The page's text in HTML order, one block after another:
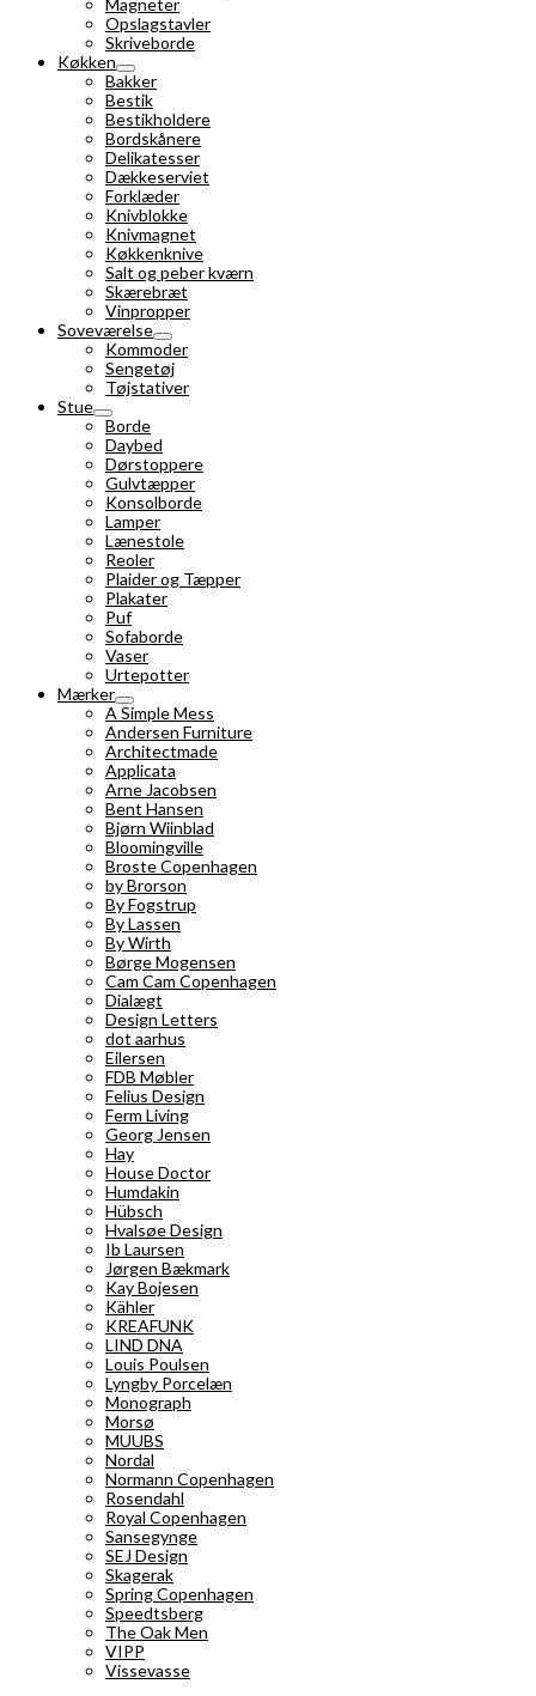
Magneter
Opslagstavler
Skriveborde
Køkken
Bakker
Bestik
Bestikholdere
Bordskånere
Delikatesser
Dækkeserviet
Forklæder
Knivblokke
Knivmagnet
Køkkenknive
Salt og peber kværn
Skærebræt
Vinpropper
Soveværelse
Kommoder
Sengetøj
Tøjstativer
Stue
Borde
Daybed
Dørstoppere
Gulvtæpper
Konsolborde
Lamper
Lænestole
Reoler
Plaider og Tæpper
Plakater
Puf
Sofaborde
Vaser
Urtepotter
Mærker
A Simple Mess
Andersen Furniture
Architectmade
Applicata
Arne Jacobsen
Bent Hansen
Bjørn Wiinblad
Bloomingville
Broste Copenhagen
by Brorson
By Fogstrup
By Lassen
By Wirth
Børge Mogensen
Cam Cam Copenhagen
Dialægt
Design Letters
dot aarhus
Eilersen
FDB Møbler
Felius Design
Ferm Living
Georg Jensen
Hay
House Doctor
Humdakin
Hübsch
Hvalsøe Design
Ib Laursen
Jørgen Bækmark
Kay Bojesen
Kähler
KREAFUNK
LIND DNA
Louis Poulsen
Lyngby Porcelæn
Monograph
Morsø
MUUBS
Nordal
Normann Copenhagen
Rosendahl
Royal Copenhagen
Sansegynge
SEJ Design
Skagerak
Spring Copenhagen
Speedtsberg
The Oak Men
VIPP
Vissevasse